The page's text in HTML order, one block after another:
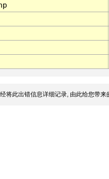
将此出错信息详细记录, 由此给您带来